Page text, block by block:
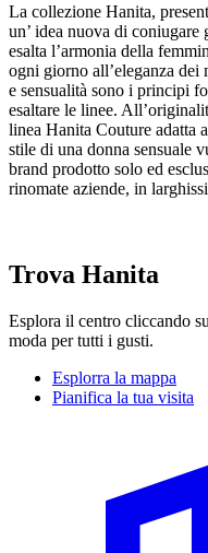
La collezione Hanita,
un’ idea nuova di
esalta l’armonia della
ogni giorno all’eleganza
e sensualità sono i principi
esaltare le linee.
linea Hanita Couture adatta
stile di una donna sensuale
brand prodotto solo ed
rinomate aziende, in
Trova Hanita
Esplora il centro cliccando
moda per tutti i gusti.
Esplorra la mappa
Pianifica la tua visita